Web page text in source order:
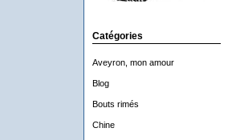
Catégories
Aveyron, mon amour
Blog
Bouts rimés
Chine